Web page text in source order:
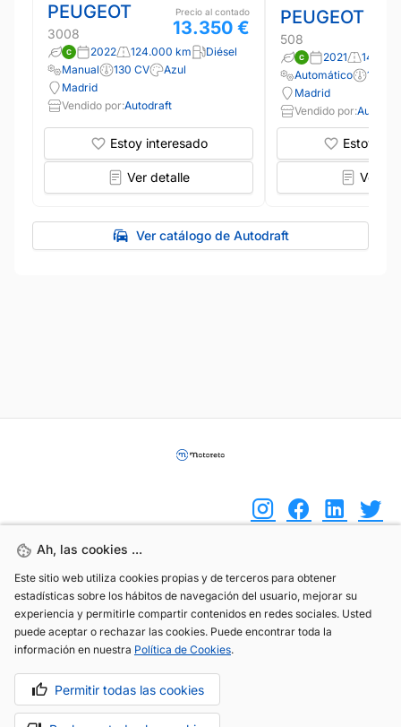
PEUGEOT
3008
Precio al contado
13.350 €
2022 124.000 km
Diésel
Manual
130 CV
Azul
Madrid
Vendido por:Autodraft
Estoy interesado
Ver detalle
PEUGEOT
508
2021
Automático
130
Madrid
Vendido por:
Estoy
Ver
Ver catálogo de Autodraft
Ah, las cookies ...
Este sitio web utiliza cookies propias y de terceros para obtener
estadísticas sobre los hábitos de navegación del usuario, mejorar su
experiencia y permitirle compartir contenidos en redes sociales. Usted
puede aceptar o rechazar las cookies. Puede encontrar toda la
información en nuestra Política de Cookies.
Permitir todas las cookies
Ah, las cookies ...
Este sitio web utiliza cookies propias y de terceros para obtener
estadísticas sobre los hábitos de navegación del usuario, mejorar su
experiencia y permitirle compartir contenidos en redes sociales. Usted
puede aceptar o rechazar las cookies. Puede encontrar toda la
información en nuestra Política de Cookies.
Permitir todas las cookies
(+34) 744 408 070
info@motoreto.com
Aviso legal Política de cookies